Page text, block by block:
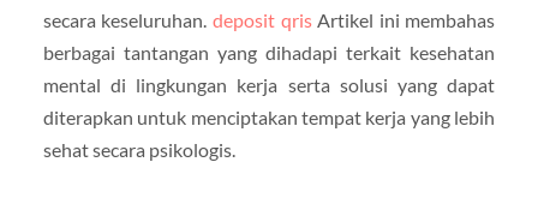
secara keseluruhan. deposit qrisArtikel ini membahas
berbagai tantangan yang dihadapi terkait kesehatan
mental di lingkungan kerja serta solusi yang dapat
diterapkan untuk menciptakan tempat kerja yang lebih
sehat secara psikologis.